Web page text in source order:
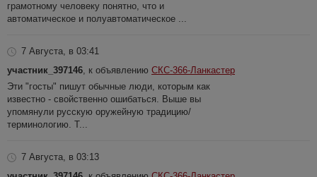
грамотному человеку понятно, что и
автоматическое и полуавтоматическое ...
7 Августа, в 03:41
участник_397146 , к объявлению СКС-366-Ланкастер
Эти "госты" пишут обычные люди, которым как
известно - свойственно ошибаться. Выше вы
упомянули русскую оружейную традицию/
терминологию. Т...
7 Августа, в 03:13